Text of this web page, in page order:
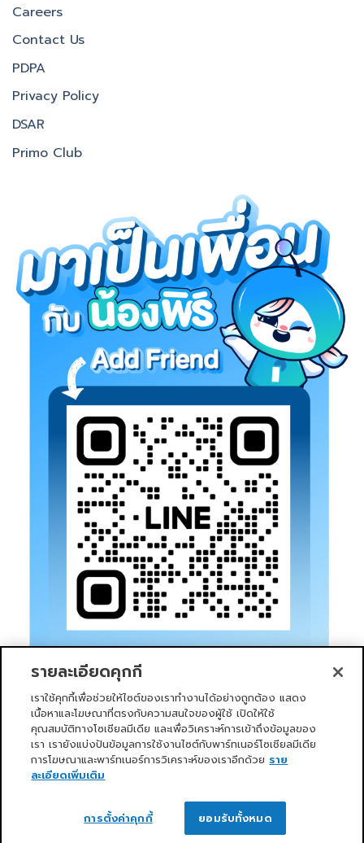
Careers
Contact Us
PDPA
Privacy Policy
DSAR
Primo Club
หน้าแรก บริการของเรา ข่าวสารและกิจกรรม PRIMO CLUB
เกี่ยวกับเรา นักลงทุนสัมพันธ์
Copyright 2026 ©
Primo Service Solution Company
Limited
รายละเอียดคุกกี้
เราใช้คุกกี้เพื่อช่วยให้ไซต์ของเราทำงานได้อย่างถูกต้อง แสดง
เนื้อหาและโฆษณาที่ตรงกับความสนใจของผู้ใช้ เปิดให้ใช้
คุณสมบัติทางโซเชียลมีเดีย และเพื่อวิเคราะห์การเข้าถึงข้อมูลของ
เรา เรายังแบ่งปันข้อมูลการใช้งานไซต์กับพาร์ทเนอร์โซเชียลมีเดีย
การโฆษณาและพาร์ทเนอร์การวิเคราะห์ของเราอีกด้วย ราย
ละเอียดเพิ่มเติม
การตั้งค่าคุกกี้ ยอมรับทั้งหมด
ติดต่อเรา